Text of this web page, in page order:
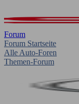
Forum
Forum Startseite
Alle Auto-Foren
Themen-Forum